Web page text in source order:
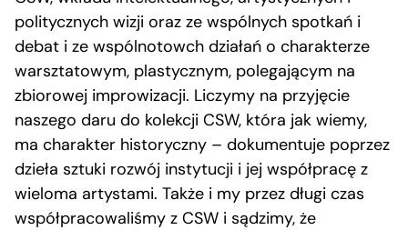
politycznych wizji oraz ze wspólnych spotkań i
debat i ze wspólnotowch działań o charakterze
warsztatowym, plastycznym, polegającym na
zbiorowej improwizacji. Liczymy na przyjęcie
naszego daru do kolekcji CSW, która jak wiemy,
ma charakter historyczny – dokumentuje poprzez
dzieła sztuki rozwój instytucji i jej współpracę z
wieloma artystami. Także i my przez długi czas
współpracowaliśmy z CSW i sądzimy, że